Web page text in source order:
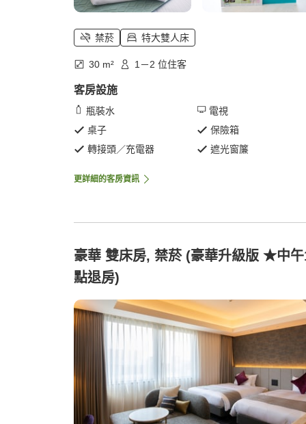
禁菸 特大雙人床
30 m² 1－2 位住客
客房設施
瓶裝水
電視
桌子
保險箱
轉接頭／充電器
遮光窗簾
更詳細的客房資訊
豪華 雙床房, 禁菸 (豪華升級版 ★中
點退房)